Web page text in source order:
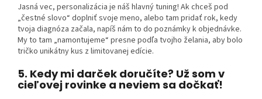
Jasná vec, personalizácia je náš hlavný tuning! Ak chceš pod
„čestné slovo“ doplniť svoje meno, alebo tam pridať rok, kedy
tvoja diagnóza začala, napíš nám to do poznámky k objednávke.
My to tam „namontujeme“ presne podľa tvojho želania, aby bolo
tričko unikátny kus z limitovanej edície.
5. Kedy mi darček doručíte? Už som v
cieľovej rovinke a neviem sa dočkať!